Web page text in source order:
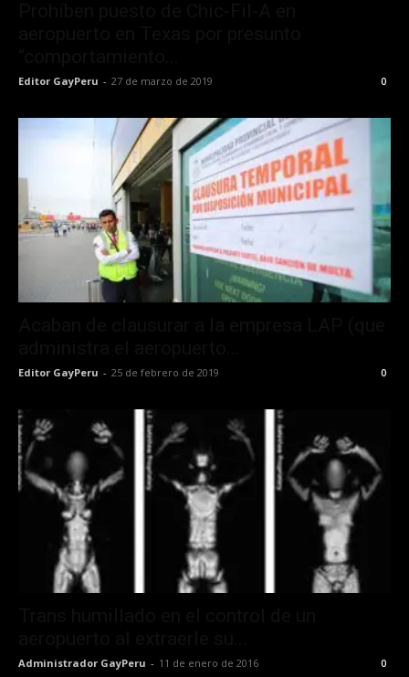
Editor GayPeru - 27 de marzo de 2019 0
Editor GayPeru - 25 de febrero de 2019 0
Administrador GayPeru - 11 de enero de 2016 0